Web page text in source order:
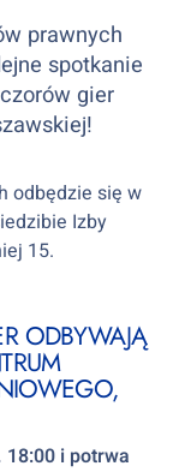
prawnych
spotkanie
gier
odbędzie się w
Izby
15.
ODBYWAJĄ
i potrwa